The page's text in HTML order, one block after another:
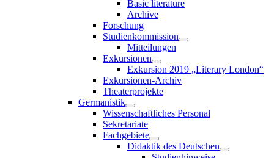
Basic literature
Archive
Forschung
Studienkommission
Mitteilungen
Exkursionen
Exkursion 2019 „Literary London“
Exkursionen-Archiv
Theaterprojekte
Germanistik
Wissenschaftliches Personal
Sekretariate
Fachgebiete
Didaktik des Deutschen